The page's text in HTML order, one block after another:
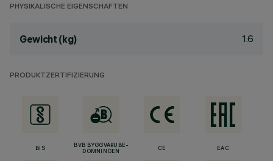
PHYSIKALISCHE EIGENSCHAFTEN
Gewicht (kg) 1.6
PRODUKTZERTIFIZIERUNG
BIS
BVB BYGGVARUBE-
DÖMNINGEN
CE EAC